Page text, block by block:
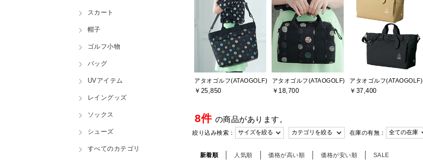
スカート
帽子
ゴルフ小物
バッグ
UVアイテム
レイングッズ
ソックス
シューズ
すべてのカテゴリ
アタオゴルフ(ATAOGOLF)
￥25,850
アタオゴルフ(ATAOGOLF)
￥18,700
アタオゴルフ(ATAOGOLF)
￥37,400
8件 の商品があります。
絞り込み検索： 在庫の有無：
新着順 人気順 価格が高い順 価格が安い順 SALE